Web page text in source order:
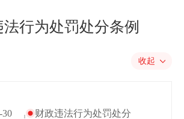
法行为处罚处分条例
收起
30
财政违法行为处罚处分